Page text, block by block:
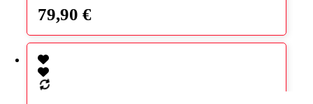
peuvent
choisies
sur
la
page
du
79,90 €